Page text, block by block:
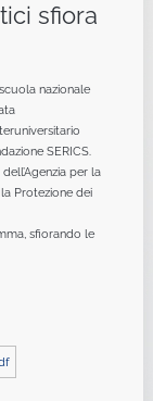
sfiora
nazionale
SERICS.
per la
Protezione dei
sfiorando le